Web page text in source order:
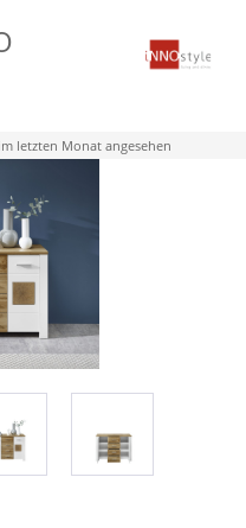
letzten Monat angesehen